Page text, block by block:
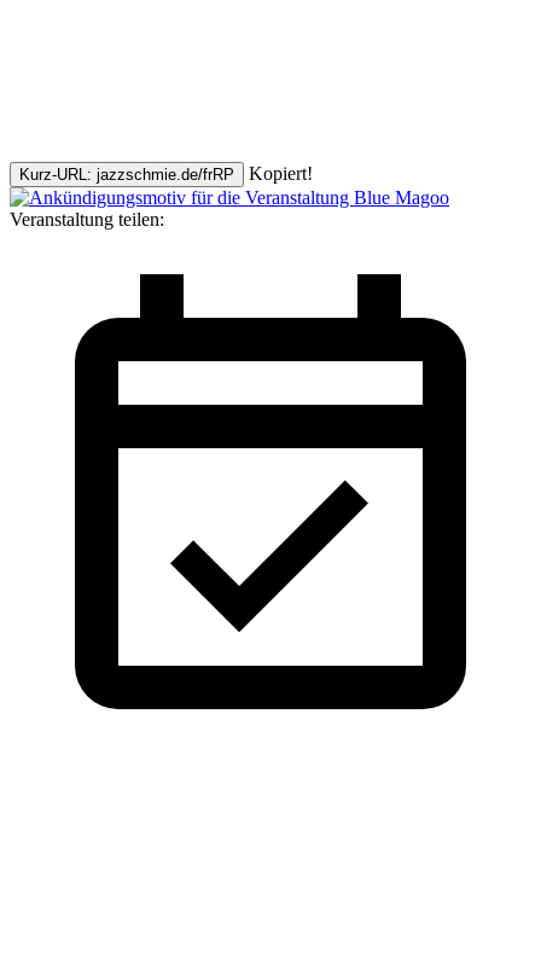
Kurz-URL: jazzschmie.de/frRP Kopiert!
Veranstaltung teilen: